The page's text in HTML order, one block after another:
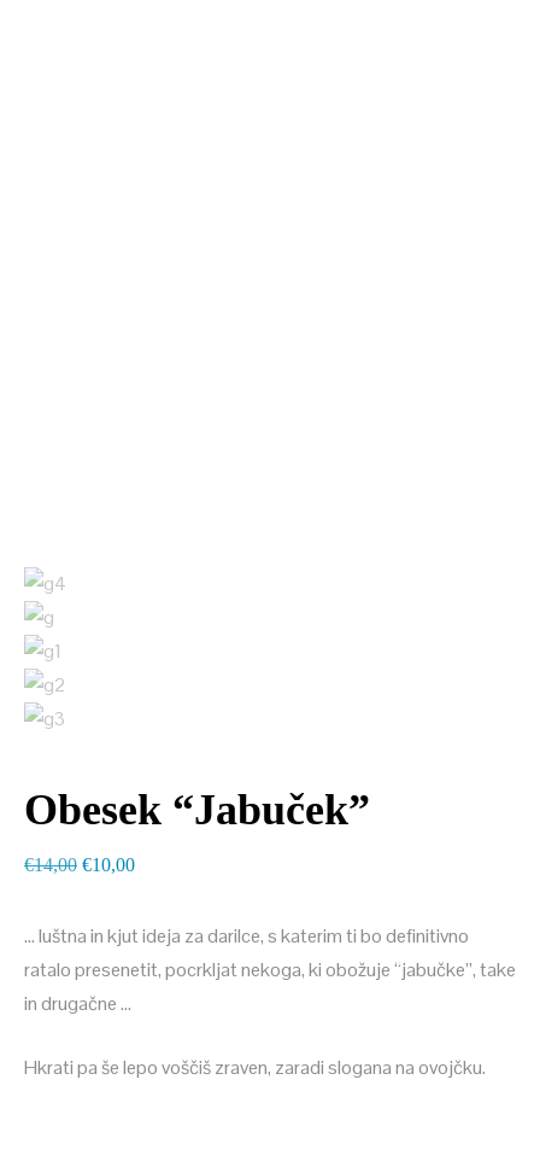
Obesek “Jabuček”
€14,00 Izvirna
je
bila:
€14,00.
€10,00Trenutna
je:
€10,00.
… luštna in kjut ideja za darilce, s katerim ti bo definitivno
ratalo presenetit, pocrkljat nekoga, ki obožuje “jabučke”, take
in drugačne …
Hkrati pa še lepo voščiš zraven, zaradi slogana na ovojčku.